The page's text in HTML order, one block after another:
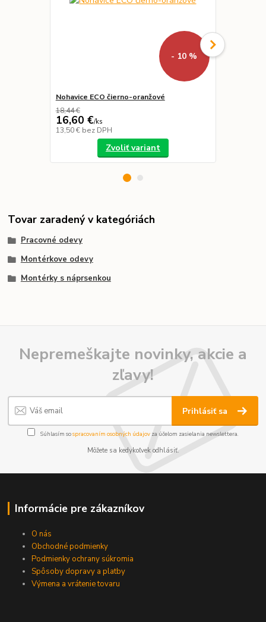
- 10 %
Nohavice ECO čierno-oranžové
18,44 €
16,60 €/ks
13,50 € bez DPH
Zvoliť variant
Tovar zaradený v kategóriách
Pracovné odevy
Montérkove odevy
Montérky s náprsenkou
Nepremeškajte novinky, akcie a
zľavy!
Prihlásiť sa
Súhlasím sospracovaním osobných údajov za účelom zasielania newslettera.
Môžete sa kedykoľvek odhlásiť.
Informácie pre zákazníkov
O nás
Obchodné podmienky
Podmienky ochrany súkromia
Spôsoby dopravy a platby
Výmena a vrátenie tovaru